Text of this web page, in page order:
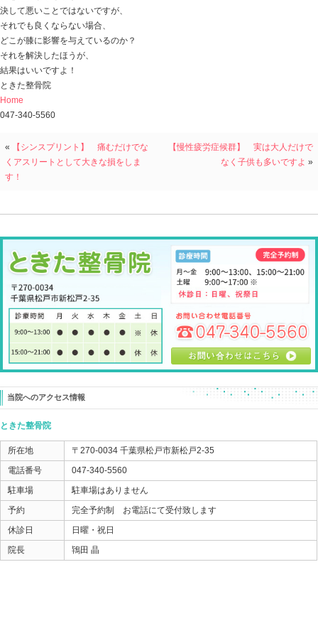
やっぱりお笑い担当のマンゲツさんです（笑）
かわいいです！
今日の話は
「膝が痛くて仕事を早退してきた患者さん」
昨日お見えになってくれたご紹介の患者さん
実は、予約を土曜日に取っていただいていたのですが
痛みに耐えきれず、急きょ来てくれました。
仕事が忙しく、土日しか時間が取れない方でしたが
我慢できなかったみたいです。
曲げることも、正座も厳しく痛むようで、
接骨院・治療院には定期的に通ってメンテナンスしてい
この方も
歩行で原因がハッキリわかり
調整させていただいたのは・・・
足首とアキレス腱 です！
膝が痛くて
膝を治療してもらう
決して悪いことではないですが、
それでも良くならない場合、
どこが膝に影響を与えているのか？
それを解決したほうが、
結果はいいですよ！
ときた整骨院